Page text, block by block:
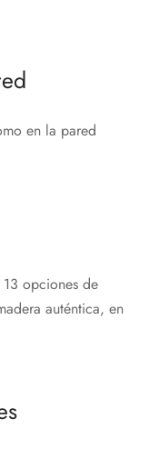
en la pared
opciones de
auténtica, en